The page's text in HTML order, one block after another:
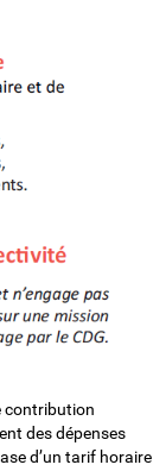
contribution
des dépenses
d’un tarif horaire